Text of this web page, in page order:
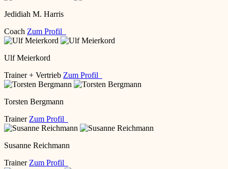
Jedidiah M. Harris
Coach Zum Profil
Ulf Meierkord
Trainer + Vertrieb Zum Profil
Torsten Bergmann
Trainer Zum Profil
Susanne Reichmann
Trainer Zum Profil